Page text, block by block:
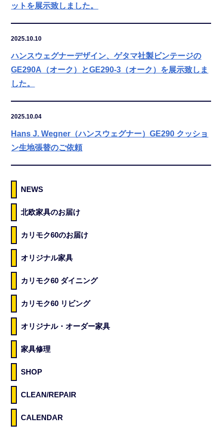
ットを展示致しました。
2025.10.10
ハンスウェグナーデザイン、ゲタマ社製ビンテージの
GE290A（オーク）とGE290-3（オーク）を展示致しま
した。
2025.10.04
Hans J. Wegner（ハンスウェグナー）GE290 クッショ
ン生地張替のご依頼
NEWS
北欧家具のお届け
カリモク60のお届け
オリジナル家具
カリモク60 ダイニング
カリモク60 リビング
オリジナル・オーダー家具
家具修理
SHOP
CLEAN/REPAIR
CALENDAR